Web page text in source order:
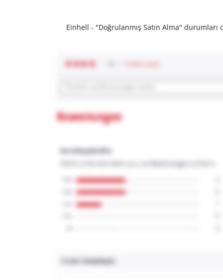
Einhell - "Doğrulanmış Satın Alma"